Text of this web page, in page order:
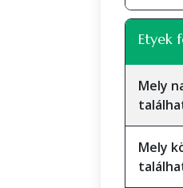
Etyek
Mely
Mely